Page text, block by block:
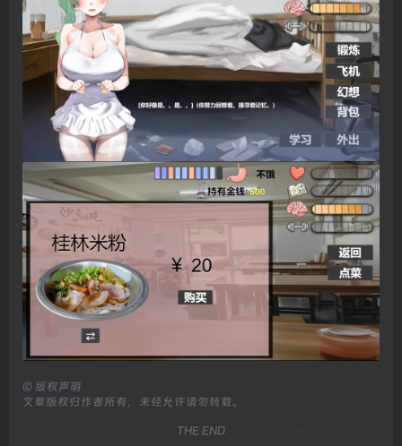
© 版权声明
文章版权归作者所有，未经允许请勿转载。
THE END